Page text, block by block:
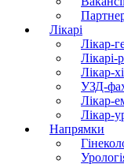
Лікарі
Лікар-
Лікарі-
Лікар-
УЗД-
Лікар-
Лікар-
Напрямки